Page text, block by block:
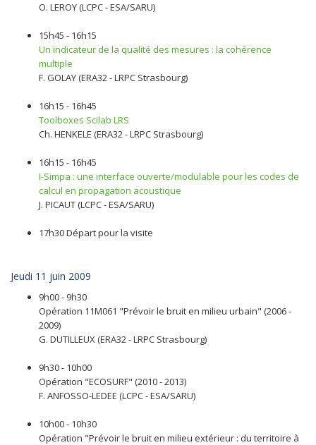
O. LEROY (LCPC - ESA/SARU)
15h45 - 16h15
Un indicateur de la qualité des mesures : la cohérence
multiple
F. GOLAY (ERA32 - LRPC Strasbourg)
16h15 - 16h45
Toolboxes Scilab LRS
Ch. HENKELE (ERA32 - LRPC Strasbourg)
16h15 - 16h45
I-Simpa : une interface ouverte/modulable pour les codes de
calcul en propagation acoustique
J. PICAUT (LCPC - ESA/SARU)
17h30 Départ pour la visite
Jeudi 11 juin 2009
9h00 - 9h30
Opération 11M061 "Prévoir le bruit en milieu urbain" (2006 -
2009)
G. DUTILLEUX (ERA32 - LRPC Strasbourg)
9h30 - 10h00
Opération "ECOSURF" (2010 - 2013)
F. ANFOSSO-LEDEE (LCPC - ESA/SARU)
10h00 - 10h30
Opération "Prévoir le bruit en milieu extérieur : du territoire à